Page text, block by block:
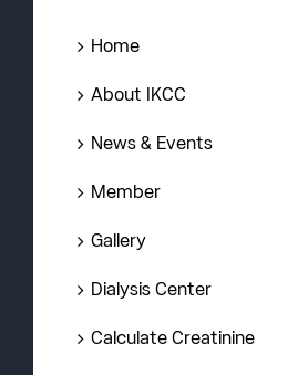
Home
About IKCC
News & Events
Member
Gallery
Dialysis Center
Calculate Creatinine